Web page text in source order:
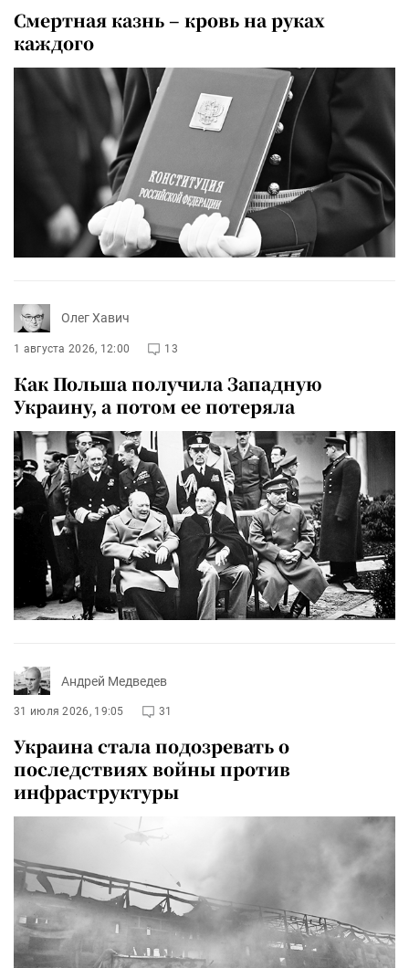
Смертная казнь – кровь на руках
каждого
Олег Хавич
1 августа 2026, 12:00 13
Как Польша получила Западную
Украину, а потом ее потеряла
Андрей Медведев
31 июля 2026, 19:05 31
Украина стала подозревать о
последствиях войны против
инфраструктуры